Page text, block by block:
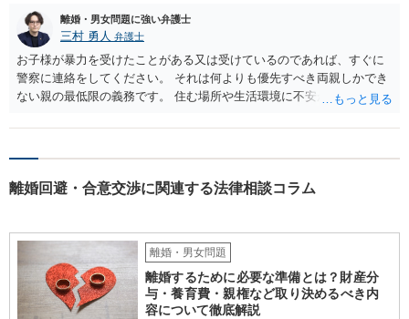
離婚・男女問題に強い弁護士
三村 勇人 弁護士
お子様が暴力を受けたことがある又は受けているのであれば、すぐに
警察に連絡をしてください。 それは何よりも優先すべき両親しかでき
ない親の最低限の義務です。 住む場所や生活環境に不安があるようで
場所を特定されないような措置も行っていただけます。 また、日本で
十分です。それ以外は必要ありません。 なお、現在暴力を受けていな
し、婚姻費用は年収が高い方が低いほうに支払う義務ですから婚姻費
用をいただける可能性もあります。 不明点が多々あると思います。弁
護士でなくともよいので、警察などにも相談をしてみてください。
離婚回避・合意交渉に関連する法律相談コラム
離婚・男女問題
離婚するために必要な準備とは？財産分
与・養育費・親権など取り決めるべき内
容について徹底解説